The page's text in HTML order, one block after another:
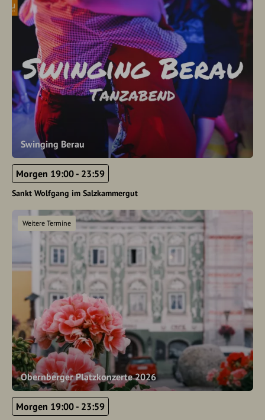
Swinging Berau
Morgen 19:00 - 23:59
Sankt Wolfgang im Salzkammergut
Obernberger Platzkonzerte 2026
Weitere Termine
Morgen 19:00 - 23:59